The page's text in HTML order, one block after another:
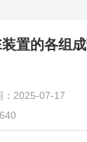
置的各组
：2025-07-17